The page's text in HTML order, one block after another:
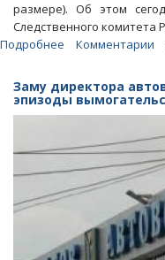
размере). Об этом
Следственного комитета
Подробнее
предложили
взятку
прекращение
расследования
коррупции
Комментарии
Заму директора
эпизоды